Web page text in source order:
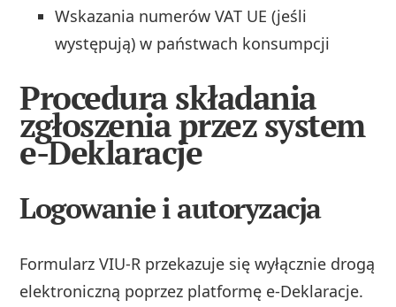
Wskazania numerów VAT UE (jeśli
występują) w państwach konsumpcji
Procedura składania
zgłoszenia przez system
e-Deklaracje
Logowanie i autoryzacja
Formularz VIU-R przekazuje się wyłącznie drogą
elektroniczną poprzez platformę e-Deklaracje.